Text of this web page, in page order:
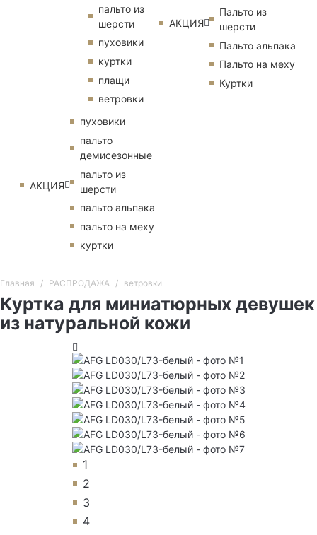
пальто из
шерсти
пуховики
куртки
плащи
ветровки
АКЦИЯ
пуховики
пальто
демисезонные
пальто из
шерсти
пальто альпака
пальто на меху
куртки
АКЦИЯ
Пальто из
шерсти
Пальто альпака
Пальто на меху
Куртки
Главная РАСПРОДАЖА ветровки
Куртка для миниатюрных девушек
из натуральной кожи
1
2
3
4